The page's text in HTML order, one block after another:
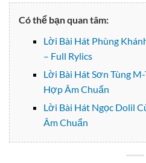
Có thể bạn quan tâm:
Lời Bài Hát Phùng
– Full Rylics
Lời Bài Hát Sơn Tùng
Hợp Âm Chuẩn
Lời Bài Hát Ngọc Dolil
Âm Chuẩn